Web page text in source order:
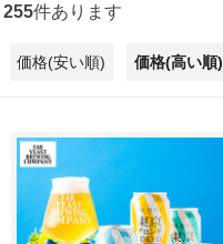
255件あります
価格(安い順) 価格(高い順)